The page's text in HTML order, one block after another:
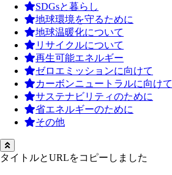
SDGsと暮らし
地球環境を守るために
地球温暖化について
リサイクルについて
再生可能エネルギー
ゼロエミッションに向けて
カーボンニュートラルに向けて
サステナビリティのために
省エネルギーのために
その他
タイトルとURLをコピーしました